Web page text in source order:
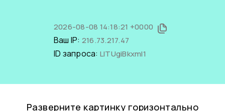
2026-08-08 14:18:21 +0000
Ваш IP: 216.73.217.47
ID запроса: LITUgiBkxmI1
Разверните картинку горизонтально